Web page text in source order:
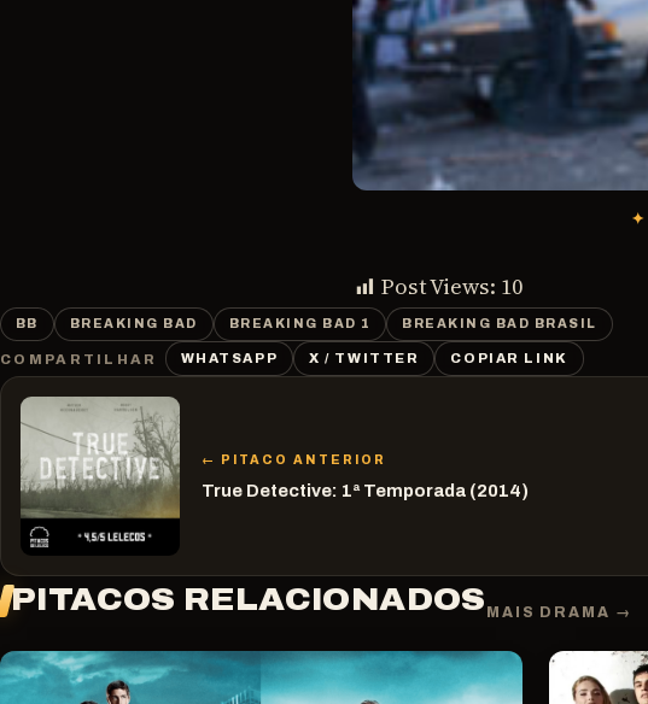
Post Views: 10
BB BREAKING BAD BREAKING BAD 1 BREAKING BAD BRASIL
COMPARTILHAR WHATSAPP X / TWITTER COPIAR LINK
← PITACO ANTERIOR
True Detective: 1ª Temporada (2014)
PITACOS RELACIONADOS MAIS DRAMA →